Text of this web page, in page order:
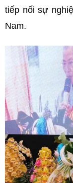
tiếp nối sự
Nam.